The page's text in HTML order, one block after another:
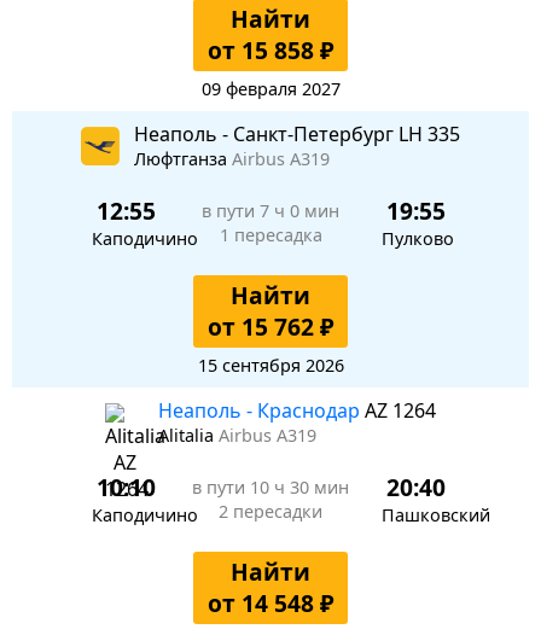
Найти
от 15 858 ₽
09 февраля 2027
Неаполь - Санкт-Петербург LH 335
Люфтганза Airbus A319
12:55
Каподичино
в пути 7 ч 0 мин
1 пересадка
19:55
Пулково
Найти
от 15 762 ₽
15 сентября 2026
Неаполь - Краснодар AZ 1264
Alitalia Airbus A319
10:10
Каподичино
в пути 10 ч 30 мин
2 пересадки
20:40
Пашковский
Найти
от 14 548 ₽